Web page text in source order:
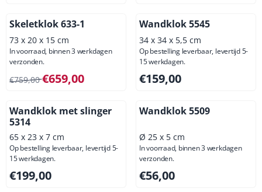
Skeletklok 633-1
73 x 20 x 15 cm
In voorraad, binnen 3 werkdagen
verzonden.
Van 759,00 voor 659,00, exclusief btw: 544,63
€759,00€659,00
Wandklok 5545
34 x 34 x 5,5 cm
Op bestelling leverbaar, levertijd 5-
15 werkdagen.
Prijs: 159,00, exclusief btw:
€159,00
Wandklok met slinger
5314
65 x 23 x 7 cm
Op bestelling leverbaar, levertijd 5-
15 werkdagen.
Prijs: 199,00, exclusief btw: 164,46
€199,00
Wandklok 5509
Ø 25 x 5 cm
In voorraad, binnen 3 werkdagen
verzonden.
Prijs: 56,00, exclusief btw:
€56,00